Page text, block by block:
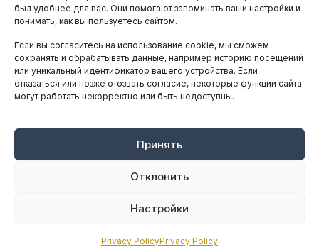
был удобнее для вас. Они помогают запоминать ваши настройки и
понимать, как вы пользуетесь сайтом.
Если вы согласитесь на использование cookie, мы сможем
сохранять и обрабатывать данные, например историю посещений
или уникальный идентификатор вашего устройства. Если
отказаться или позже отозвать согласие, некоторые функции сайта
могут работать некорректно или быть недоступны.
Принять
Отклонить
Настройки
Privacy PolicyPrivacy Policy
АНАЛИТИКА И СТАТИСТИКА
ARTICLES IN ENGLISH
НАВИГАЦИЯ
Оплата онлайн